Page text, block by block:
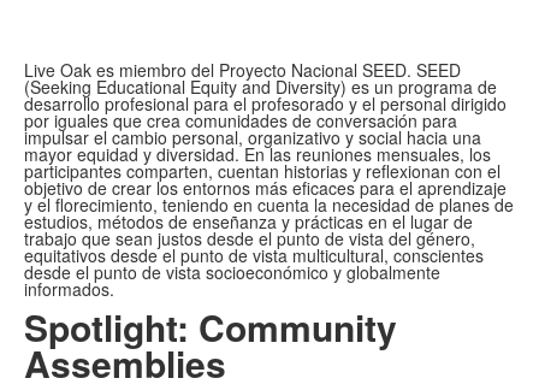
Live Oak es miembro del Proyecto Nacional SEED. SEED
(Seeking Educational Equity and Diversity) es un programa de
desarrollo profesional para el profesorado y el personal dirigido
por iguales que crea comunidades de conversación para
impulsar el cambio personal, organizativo y social hacia una
mayor equidad y diversidad. En las reuniones mensuales, los
participantes comparten, cuentan historias y reflexionan con el
objetivo de crear los entornos más eficaces para el aprendizaje
y el florecimiento, teniendo en cuenta la necesidad de planes de
estudios, métodos de enseñanza y prácticas en el lugar de
trabajo que sean justos desde el punto de vista del género,
equitativos desde el punto de vista multicultural, conscientes
desde el punto de vista socioeconómico y globalmente
informados.
Spotlight: Community
Assemblies